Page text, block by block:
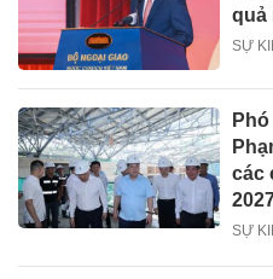
quả
SỰ
các
SỰ